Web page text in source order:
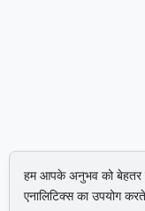
हम आपके अनुभव को बेहतर
एनालिटिक्स का उपयोग